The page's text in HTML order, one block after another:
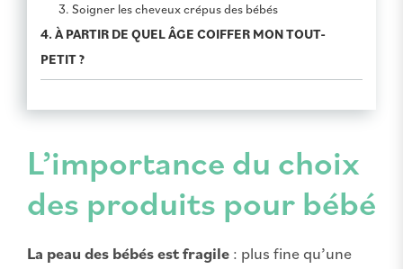
3. Soigner les cheveux crépus des bébés
4. À PARTIR DE QUEL ÂGE COIFFER MON TOUT-
PETIT ?
L’importance du choix
des produits pour bébé
La peau des bébés est fragile : plus fine qu’une